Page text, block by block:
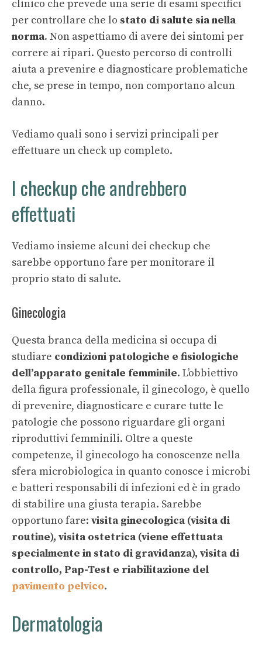
clinico che prevede una serie di esami specifici
per controllare che lo stato di salute sia nella
norma. Non aspettiamo di avere dei sintomi per
correre ai ripari. Questo percorso di controlli
aiuta a prevenire e diagnosticare problematiche
che, se prese in tempo, non comportano alcun
danno.
Vediamo quali sono i servizi principali per
effettuare un check up completo.
I checkup che andrebbero
effettuati
Vediamo insieme alcuni dei checkup che
sarebbe opportuno fare per monitorare il
proprio stato di salute.
Ginecologia
Questa branca della medicina si occupa di
studiare condizioni patologiche e fisiologiche
dell’apparato genitale femminile. L’obbiettivo
della figura professionale, il ginecologo, è quello
di prevenire, diagnosticare e curare tutte le
patologie che possono riguardare gli organi
riproduttivi femminili. Oltre a queste
competenze, il ginecologo ha conoscenze nella
sfera microbiologica in quanto conosce i microbi
e batteri responsabili di infezioni ed è in grado
di stabilire una giusta terapia. Sarebbe
opportuno fare: visita ginecologica (visita di
routine), visita ostetrica (viene effettuata
specialmente in stato di gravidanza), visita di
controllo, Pap-Test e riabilitazione del
pavimento pelvico.
Dermatologia